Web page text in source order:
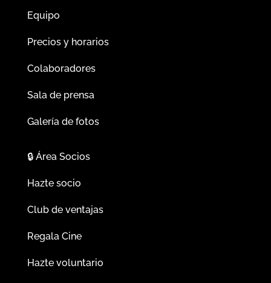
Equipo
Precios y horarios
Colaboradores
Sala de prensa
Galería de fotos
🔒Área Socios
Hazte socio
Club de ventajas
Regala Cine
Hazte voluntario